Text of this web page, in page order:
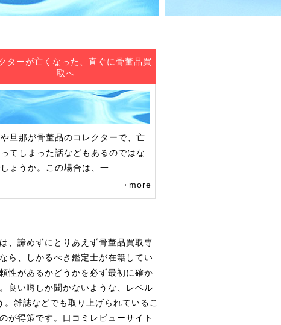
ターが亡くなった、直ぐに骨董品買
取へ
旦那が骨董品のコレクターで、亡
ってしまった話などもあるのではな
ょうか。この場合は、一
more
、諦めずにとりあえず骨董品買取専
ら、しかるべき鑑定士が在籍してい
性があるかどうかを必ず最初に確か
良い噂しか聞かないような、レベル
雑誌などでも取り上げられているこ
が得策です。口コミレビューサイト